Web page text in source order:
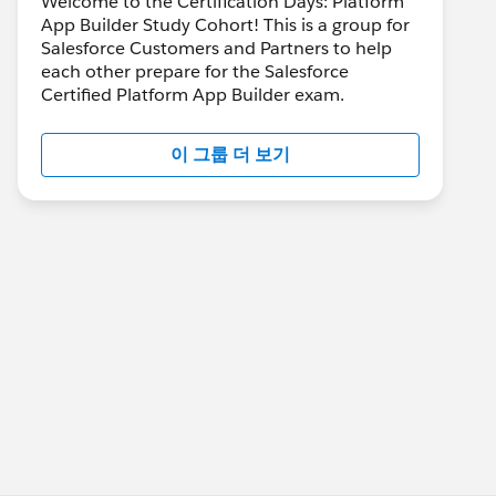
App Builder Study Cohort! This is a group for
Salesforce Customers and Partners to help
each other prepare for the Salesforce
Certified Platform App Builder exam.
이 그룹 더 보기